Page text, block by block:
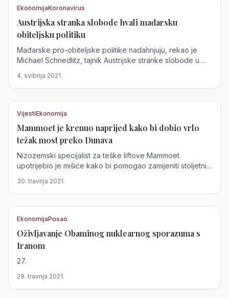
Austrija
EkonomijaKoronavirus
Austrijska stranka slobode hvali mađarsku
obiteljsku politiku
Mađarske pro-obiteljske politike nadahnjuju, rekao je
Michael Schnedlitz, tajnik Austrijske stranke slobode u
4. svibnja 2021.
Austrija
VijestiEkonomija
Mammoet je krenuo naprijed kako bi dobio vrlo
težak most preko Dunava
Nizozemski specijalist za teške liftove Mammoet
upotrijebio je mišiće kako bi pomogao zamijeniti stoljetni...
30. travnja 2021.
Austrija
EkonomijaPosao
Oživljavanje Obaminog nuklearnog sporazuma s
Iranom
27.
29. travnja 2021.